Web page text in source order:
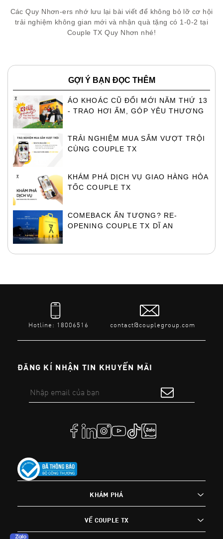
Các Quy Nhơn-ers nhớ lưu lại bài viết để không bỏ lỡ cơ hội
trải nghiệm không gian mới và nhận quà tặng có 1-0-2 tại
Couple TX Quy Nhơn nhé!
GỢI Ý BẠN ĐỌC THÊM
ÁO KHOÁC CŨ ĐỔI MỚI NĂM THỨ 13
- TRAO HƠI ẤM, GÓP YÊU THƯƠNG
TRẢI NGHIỆM MUA SẮM VƯỢT TRỘI
CÙNG COUPLE TX
KHÁM PHÁ DỊCH VỤ GIAO HÀNG HỎA
TỐC COUPLE TX
COMEBACK ẤN TƯỢNG? RE-
OPENING COUPLE TX DĨ AN
Hotline: 18006516 contact@couplegroup.com
ĐĂNG KÍ NHẬN TIN KHUYẾN MÃI
KHÁM PHÁ
VỀ COUPLE TX